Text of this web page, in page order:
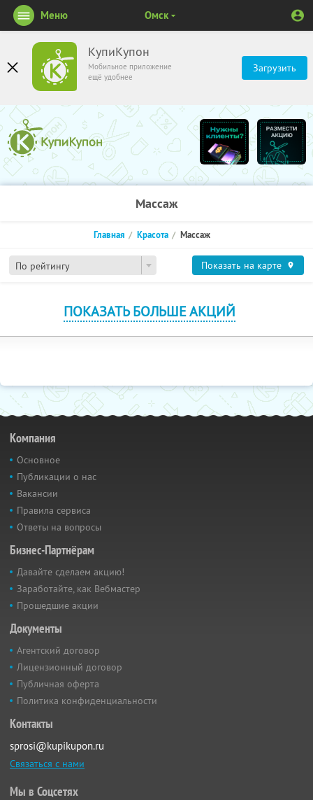
КупиКупон
Мобильное приложение
ещё удобнее
Загрузить
Меню Омск
Массаж
По рейтингу
Главная Красота Массаж
Показать на карте
ПОКАЗАТЬ БОЛЬШЕ АКЦИЙ
Компания
Основное
Публикации о нас
Вакансии
Правила сервиса
Ответы на вопросы
Бизнес-Партнёрам
Давайте сделаем акцию!
Заработайте, как Вебмастер
Прошедшие акции
Документы
Агентский договор
Лицензионный договор
Публичная оферта
Политика конфиденциальности
Контакты
sprosi@kupikupon.ru
Связаться с нами
Мы в Соцсетях